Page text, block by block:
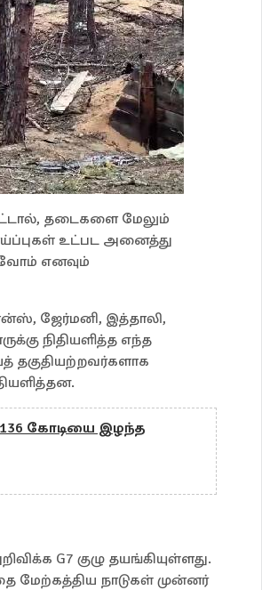
தடைகளை மேலும்
உட்பட அனைத்து
எனவும்
ஜேர்மனி, இத்தாலி,
நிதியளித்த எந்த
தகுதியற்றவர்களாக
136 கோடியை இழந்த
G7 குழு தயங்கியுள்ளது.
மேற்கத்திய நாடுகள் முன்னர்